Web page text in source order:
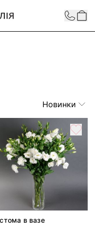
Contact
Новинки
в вазе